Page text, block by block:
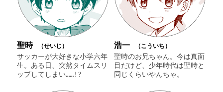
聖時 （せいじ）
サッカーが大好きな小学六年
生。ある日、突然タイムスリ
ップしてしまい……!?
浩一 （こういち）
聖時のお兄ちゃん。今は真面
目だけど、少年時代は聖時と
同じくらいやんちゃ。